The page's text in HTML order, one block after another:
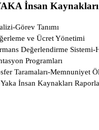
İnsan Kaynakları
Görev Tanımı
ve Ücret Yönetimi
Değerlendirme Sistemi-
Programları
Taramaları-Memnuniyet
İnsan Kaynakları